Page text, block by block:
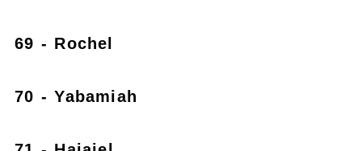
69 - Rochel
70 - Yabamiah